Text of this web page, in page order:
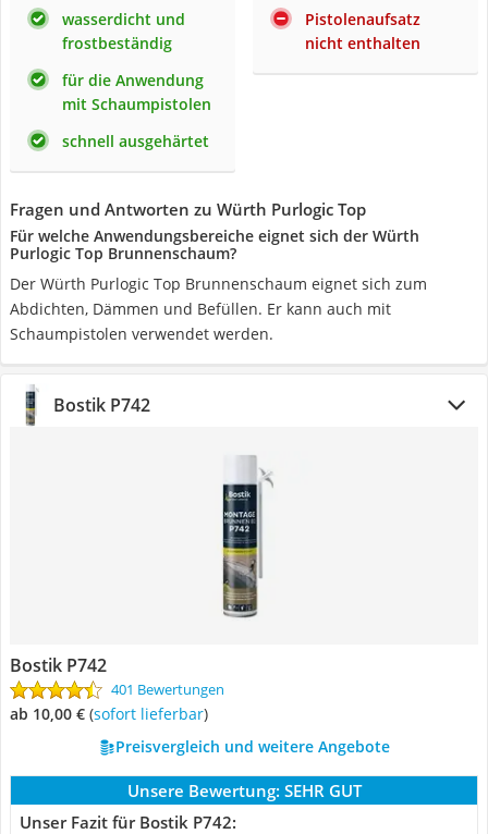
wasserdicht und
frostbeständig
für die Anwendung
mit Schaumpistolen
schnell ausgehärtet
Pistolenaufsatz
nicht enthalten
Fragen und Antworten zu Würth Purlogic Top
Für welche Anwendungsbereiche eignet sich der Würth
Purlogic Top Brunnenschaum?
Der Würth Purlogic Top Brunnenschaum eignet sich zum
Abdichten, Dämmen und Befüllen. Er kann auch mit
Schaumpistolen verwendet werden.
Bostik P742
Bostik P742
401 Bewertungen
ab 10,00 € ( Sofort lieferbar)
Preisvergleich und weitere Angebote
Unsere Bewertung: SEHR GUT
Unser Fazit für Bostik P742: